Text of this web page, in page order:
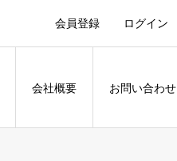
会員登録 ログイン
会社概要 お問い合わせ